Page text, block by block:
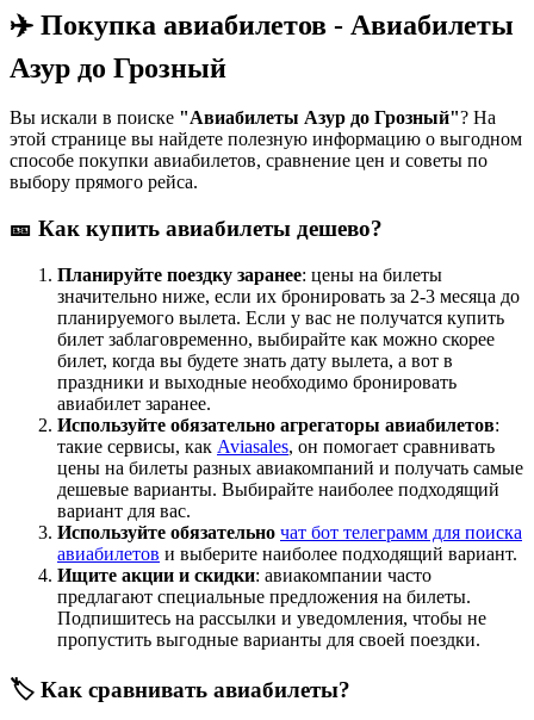
✈️ Покупка авиабилетов - Авиабилеты
Азур до Грозный
Вы искали в поиске "Авиабилеты Азур до Грозный"? На
этой странице вы найдете полезную информацию о выгодном
способе покупки авиабилетов, сравнение цен и советы по
выбору прямого рейса.
🎫 Как купить авиабилеты дешево?
Планируйте поездку заранее: цены на билеты
значительно ниже, если их бронировать за 2-3 месяца до
планируемого вылета. Если у вас не получатся купить
билет заблаговременно, выбирайте как можно скорее
билет, когда вы будете знать дату вылета, а вот в
праздники и выходные необходимо бронировать
авиабилет заранее.
Используйте обязательно агрегаторы авиабилетов:
такие сервисы, как Aviasales, он помогает сравнивать
цены на билеты разных авиакомпаний и получать самые
дешевые варианты. Выбирайте наиболее подходящий
вариант для вас.
Используйте обязательно чат бот телеграмм для поиска
авиабилетов и выберите наиболее подходящий вариант.
Ищите акции и скидки: авиакомпании часто
предлагают специальные предложения на билеты.
Подпишитесь на рассылки и уведомления, чтобы не
пропустить выгодные варианты для своей поездки.
🏷️ Как сравнивать авиабилеты?